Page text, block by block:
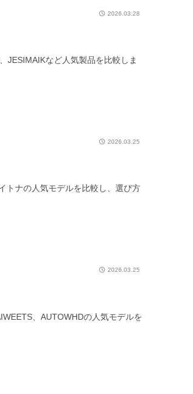
2026.03.28
JESIMAIKなど人気製品を比較しま
2026.03.25
トナの人気モデルを比較し、選び方
2026.03.25
、AUTOWHDの人気モデルを